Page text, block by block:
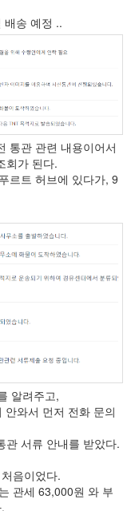
배송 예정 ..
통관 관련 내용이어서
회가 된다.
르트 허브에 있다가, 9
알려주고,
와서 먼저 전화 문의
관 서류 안내를 받았다.
음이었다.
관세 63,000원 와 부